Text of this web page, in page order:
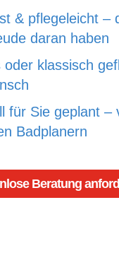
& pflegeleicht –
daran haben
oder klassisch
für Sie geplant –
Badplanern
Beratung